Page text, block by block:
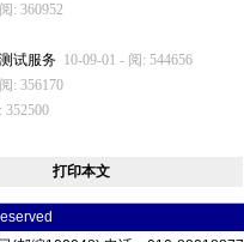
: 360952
试服务 10-09-01 - 阅: 544656
: 356170
352500
打印本文
ved